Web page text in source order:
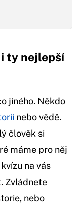
ty nejlepší
jiného. Někdo
nebo vědě.
člověk si
máme pro něj
na vás
Zvládnete
nebo